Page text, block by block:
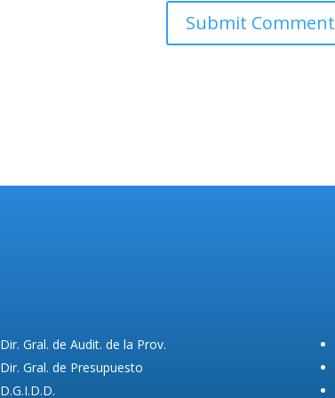
Dir. Gral. de Audit. de la Prov.
Dir. Gral. de Presupuesto
D.G.I.D.D.